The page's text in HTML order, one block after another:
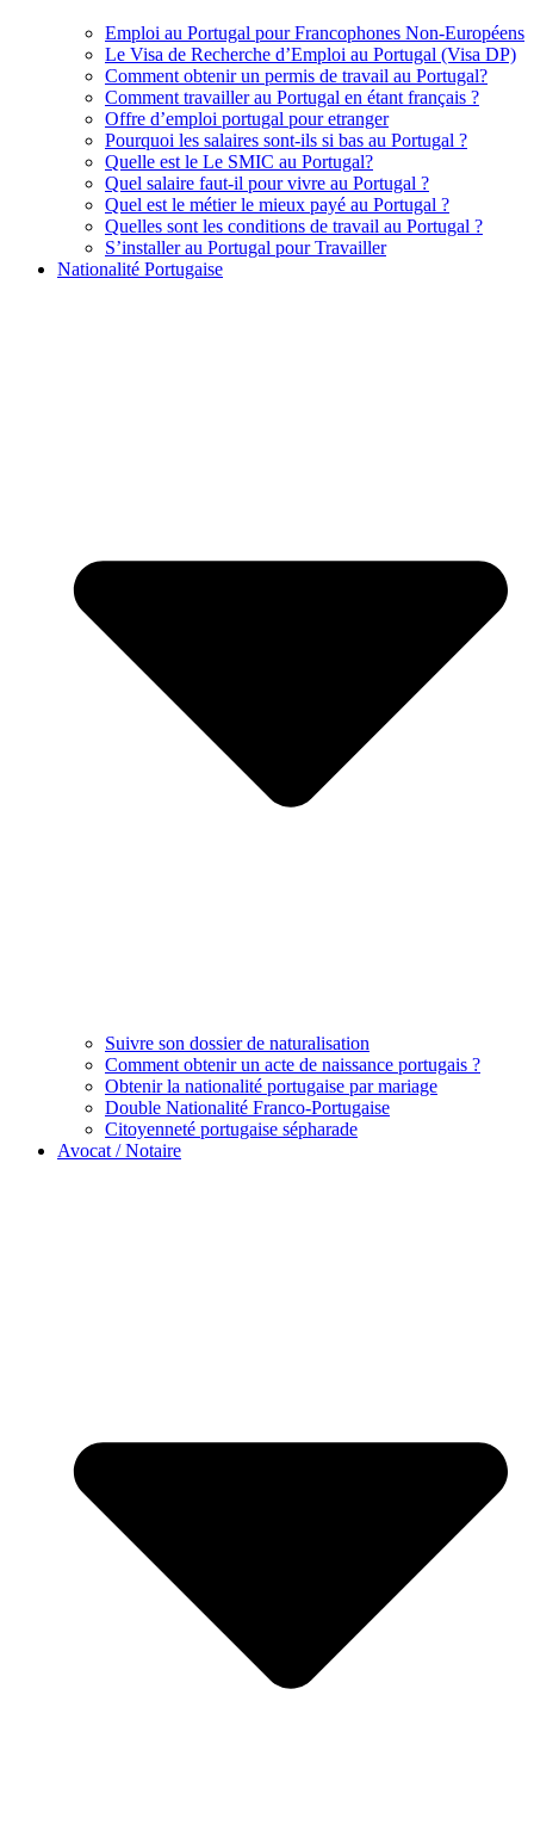
Emploi au Portugal pour Francophones Non-Européens
Le Visa de Recherche d’Emploi au Portugal (Visa DP)
Comment obtenir un permis de travail au Portugal?
Comment travailler au Portugal en étant français ?
Offre d’emploi portugal pour etranger
Pourquoi les salaires sont-ils si bas au Portugal ?
Quelle est le Le SMIC au Portugal?
Quel salaire faut-il pour vivre au Portugal ?
Quel est le métier le mieux payé au Portugal ?
Quelles sont les conditions de travail au Portugal ?
S’installer au Portugal pour Travailler
Nationalité Portugaise
Suivre son dossier de naturalisation
Comment obtenir un acte de naissance portugais ?
Obtenir la nationalité portugaise par mariage
Double Nationalité Franco-Portugaise
Citoyenneté portugaise sépharade
Avocat / Notaire